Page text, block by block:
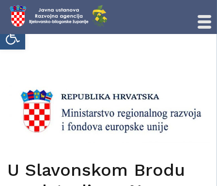
Open toolbar
Skip
to
U Slavonskom Brodu